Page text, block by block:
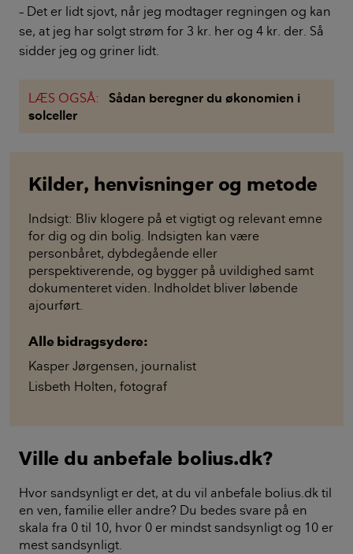
– Det er lidt sjovt, når jeg modtager regningen og kan
se, at jeg har solgt strøm for 3 kr. her og 4 kr. der. Så
sidder jeg og griner lidt.
LÆS OGSÅ:
Sådan beregner du økonomien i
solceller
Kilder, henvisninger og metode
Indsigt: Bliv klogere på et vigtigt og relevant emne
for dig og din bolig. Indsigten kan være
personbåret, dybdegående eller
perspektiverende, og bygger på uvildighed samt
dokumenteret viden. Indholdet bliver løbende
ajourført.
Alle bidragsydere:
Kasper Jørgensen, journalist
Lisbeth Holten, fotograf
Ville du anbefale bolius.dk?
Hvor sandsynligt er det, at du vil anbefale bolius.dk til
en ven, familie eller andre? Du bedes svare på en
skala fra 0 til 10, hvor 0 er mindst sandsynligt og 10 er
mest sandsynligt.